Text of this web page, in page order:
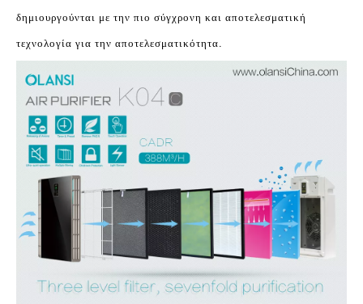
δημιουργούνται με την πιο σύγχρονη και αποτελεσματική
τεχνολογία για την αποτελεσματικότητα.